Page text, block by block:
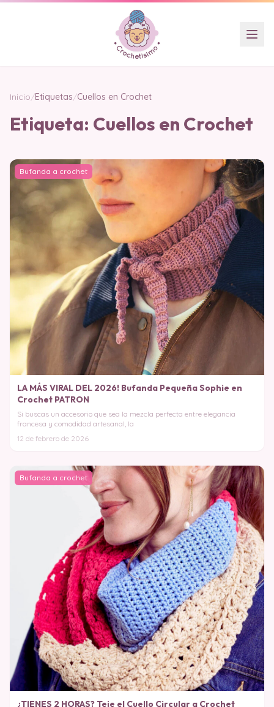
Inicio/Etiquetas/Cuellos en Crochet
Etiqueta: Cuellos en Crochet
Bufanda a crochet
LA MÁS VIRAL DEL 2026! Bufanda Pequeña Sophie en
Crochet PATRON
Si buscas un accesorio que sea la mezcla perfecta entre elegancia
francesa y comodidad artesanal, la
12 de febrero de 2026
Bufanda a crochet
¿TIENES 2 HORAS? Teje el Cuello Circular a Crochet